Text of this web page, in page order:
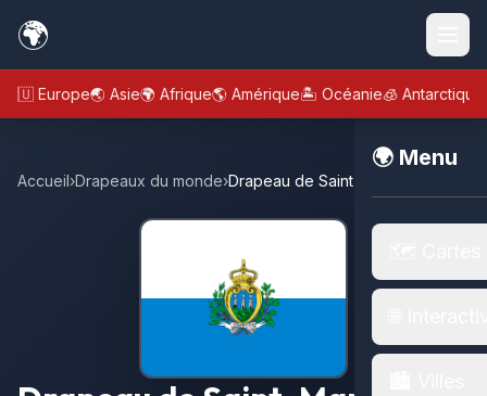
🌍
🇪🇺 Europe🌏 Asie🌍 Afrique🌎 Amérique🏝️ Océanie🧊 Antarctique
🌍 Menu
Accueil›Drapeaux du monde›Drapeau de Saint-Marin